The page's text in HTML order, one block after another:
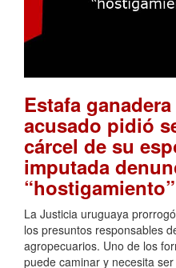
Estafa
acusado pidió
cárcel de su
imputada
“hostigamiento”
La Justicia uruguaya
los presuntos responsables
agropecuarios. Uno de los
puede caminar y necesita